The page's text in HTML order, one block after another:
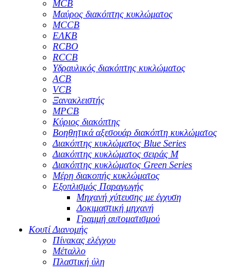
MCB
Μαύρος διακόπτης κυκλώματος
MCCB
ΕΛΚΒ
RCBO
RCCB
Υδραυλικός διακόπτης κυκλώματος
ACB
VCB
Ξανακλειστής
MPCB
Κύριος διακόπτης
Βοηθητικά αξεσουάρ διακόπτη κυκλώματος
Διακόπτης κυκλώματος Blue Series
Διακόπτης κυκλώματος σειράς M
Διακόπτης κυκλώματος Green Series
Μέρη διακοπής κυκλώματος
Εξοπλισμός Παραγωγής
Μηχανή χύτευσης με έγχυση
Δοκιμαστική μηχανή
Γραμμή αυτοματισμού
Κουτί Διανομής
Πίνακας ελέγχου
Μέταλλο
Πλαστική ύλη